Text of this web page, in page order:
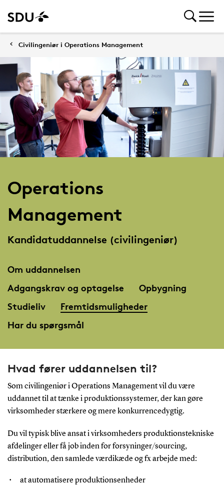
Civilingeniør i Operations Management
Operations
Management
Kandidatuddannelse (civilingeniør)
Om uddannelsen
Adgangskrav og optagelse
Opbygning
Studieliv
Fremtidsmuligheder
Har du spørgsmål
Hvad fører uddannelsen til?
Som civilingeniør i Operations Management vil du være
uddannet til at tænke i produktionssystemer, der kan gøre
virksomheder stærkere og mere konkurrencedygtig.
Du vil typisk blive ansat i virksomheders produktionstekniske
afdelinger eller få job inden for forsyninger/sourcing,
distribution, den samlede værdikæde og fx arbejde med:
at automatisere produktionsenheder